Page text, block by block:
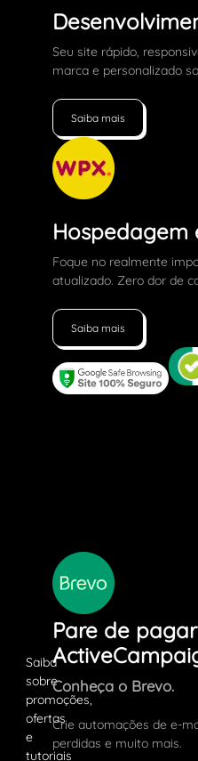
Seu site rápido,
marca e personalizado
Saiba mais
Hospedagem
Foque no realmente
atualizado. Zero dor de
Saiba mais
Pare de
Conheça o Brevo.
Crie automações de e-
perdidas e muito mais.